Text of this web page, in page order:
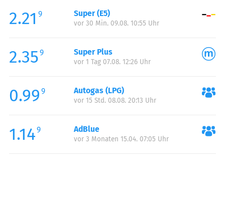
2.21 9 Super (E5)
vor 30 Min. 09.08. 10:55 Uhr
2.359 Super Plus
vor 1 Tag 07.08. 12:26 Uhr
0.99 9 Autogas (LPG)
vor 15 Std. 08.08. 20:13 Uhr
1.149 AdBlue
vor 3 Monaten 15.04. 07:05 Uhr